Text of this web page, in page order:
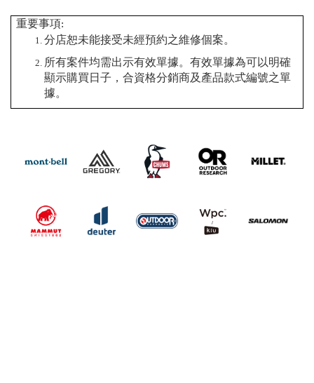
重要事項:
分店恕未能接受未經預約之維修個案。
所有案件均需出示有效單據。有效單據為可以明確
顯示購買日子，合資格分銷商及產品款式編號之單
據。